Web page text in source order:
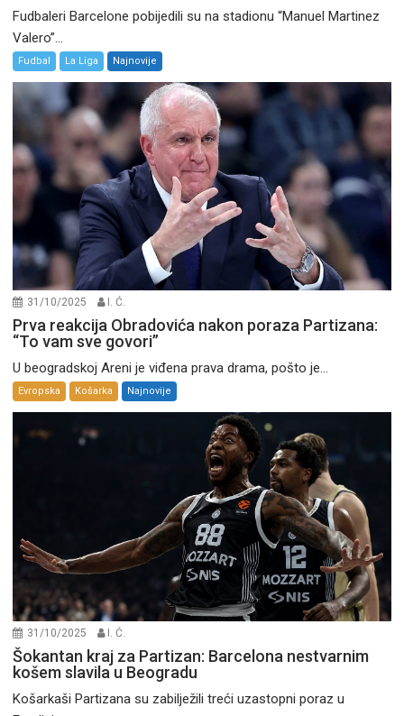
Fudbaleri Barcelone pobijedili su na stadionu “Manuel Martinez
Valero”...
Fudbal La Liga Najnovije
31/10/2025 I. Ć.
Prva reakcija Obradovića nakon poraza Partizana:
“To vam sve govori”
U beogradskoj Areni je viđena prava drama, pošto je...
Evropska Košarka Najnovije
31/10/2025 I. Ć.
Šokantan kraj za Partizan: Barcelona nestvarnim
košem slavila u Beogradu
Košarkaši Partizana su zabilježili treći uzastopni poraz u